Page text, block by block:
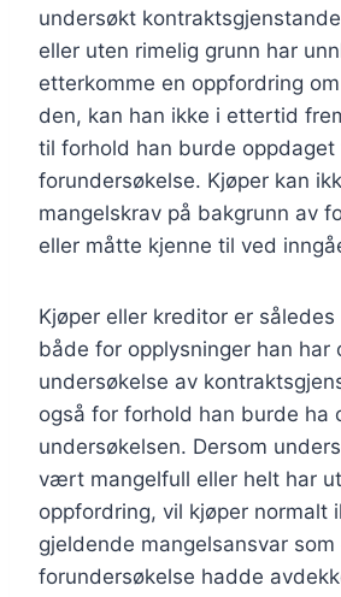
undersøkt
eller uten rimelig grunn har
etterkomme en oppfordring
den, kan han ikke i ettertid
til forhold han burde oppdaget
forundersøkelse. Kjøper kan
mangelskrav på bakgrunn av
eller måtte kjenne til ved
Kjøper eller kreditor er således
både for opplysninger han har
undersøkelse av
også for forhold han burde ha
undersøkelsen. Dersom
vært mangelfull eller helt har
oppfordring, vil kjøper normalt
gjeldende mangelsansvar som
forundersøkelse hadde